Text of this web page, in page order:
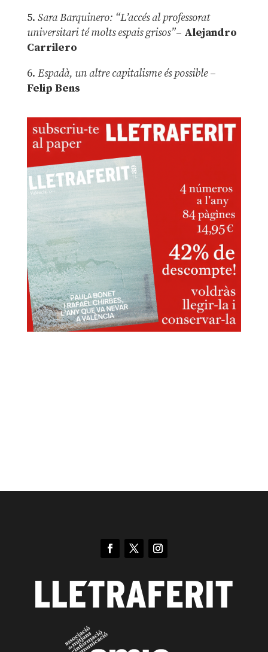
5. Sara Barquinero: “L’accés al professorat
universitari té molts espais grisos”– Alejandro
Carrilero
6. Espadà, un altre capitalisme és possible –
Felip Bens